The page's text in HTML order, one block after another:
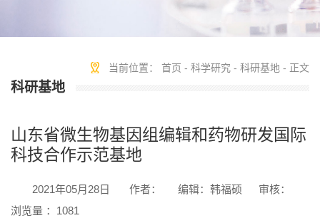
当前位置： 首页 - 科学研究 - 科研基地 - 正文
科研基地
山东省微生物基因组编辑和药物研发国际
科技合作示范基地
2021年05月28日 作者： 编辑：韩福硕
审核：
浏览量 ： 1081